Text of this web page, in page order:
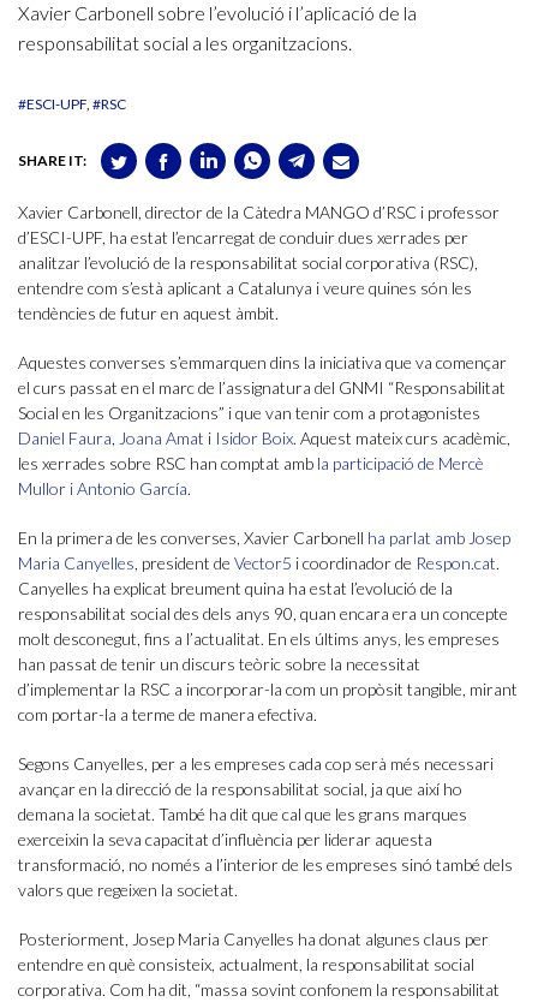
Xavier Carbonell sobre l’evolució i l’aplicació de la
responsabilitat social a les organitzacions.
#ESCI-UPF #RSC
SHARE IT:
Xavier Carbonell, director de la Càtedra MANGO d’RSC i professor
d’ESCI-UPF, ha estat l’encarregat de conduir dues xerrades per
analitzar l’evolució de la responsabilitat social corporativa (RSC),
entendre com s’està aplicant a Catalunya i veure quines són les
tendències de futur en aquest àmbit.
Aquestes converses s’emmarquen dins la iniciativa que va començar
el curs passat en el marc de l’assignatura del GNMI “Responsabilitat
Social en les Organitzacions” i que van tenir com a protagonistes
Daniel Faura, Joana Amat i Isidor Boix. Aquest mateix curs acadèmic,
les xerrades sobre RSC han comptat amb la participació de Mercè
Mullor i Antonio García.
En la primera de les converses, Xavier Carbonell ha parlat amb Josep
Maria Canyelles, president de Vector5 i coordinador de Respon.cat.
Canyelles ha explicat breument quina ha estat l’evolució de la
responsabilitat social des dels anys 90, quan encara era un concepte
molt desconegut, fins a l’actualitat. En els últims anys, les empreses
han passat de tenir un discurs teòric sobre la necessitat
d’implementar la RSC a incorporar-la com un propòsit tangible, mirant
com portar-la a terme de manera efectiva.
Segons Canyelles, per a les empreses cada cop serà més necessari
avançar en la direcció de la responsabilitat social, ja que així ho
demana la societat. També ha dit que cal que les grans marques
exerceixin la seva capacitat d’influència per liderar aquesta
transformació, no només a l’interior de les empreses sinó també dels
valors que regeixen la societat.
Posteriorment, Josep Maria Canyelles ha donat algunes claus per
entendre en què consisteix, actualment, la responsabilitat social
corporativa. Com ha dit, “massa sovint confonem la responsabilitat